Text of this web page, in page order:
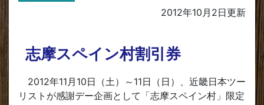
2012年10月2日更新
志摩スペイン村割引券
2012年11月10日（土）～11日（日）、近畿日本ツー
リストが感謝デー企画として「志摩スペイン村」限定